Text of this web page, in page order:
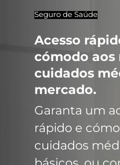
Seguro de Saúde
Acesso
cómodo aos
cuidados
mercado.
Garanta um
rápido e
cuidados